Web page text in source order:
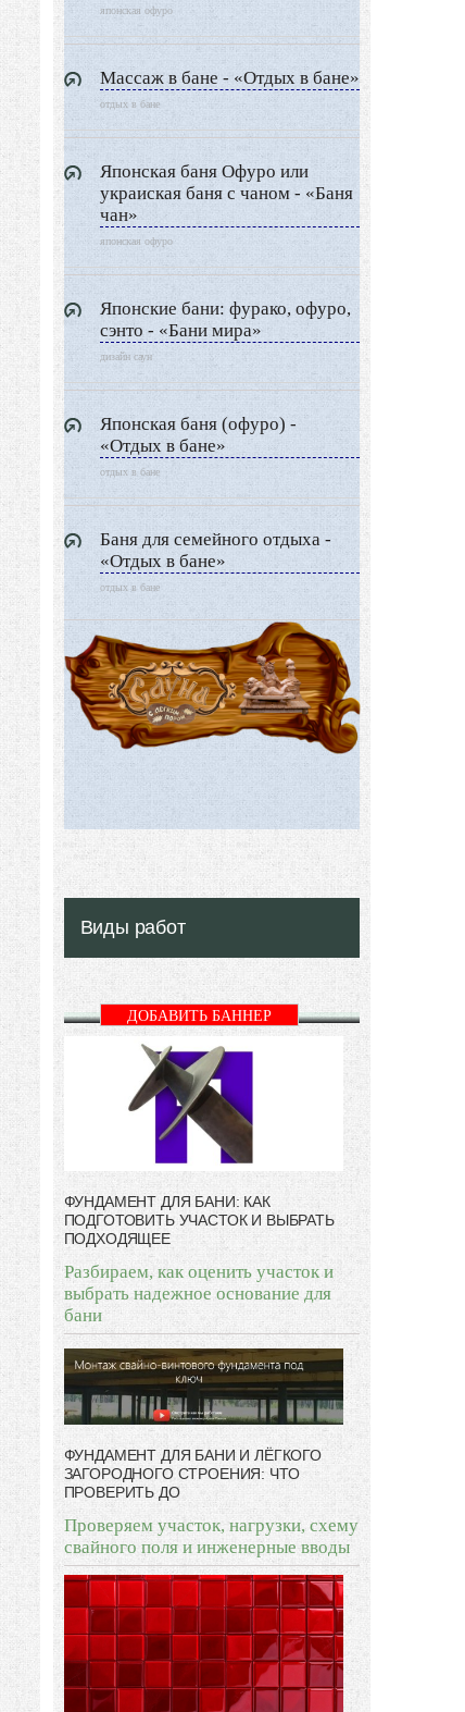
японская офуро
Массаж в бане - «Отдых в бане»
отдых в бане
Японская баня Офуро или
украиская баня с чаном - «Баня
чан»
японская офуро
Японские бани: фурако, офуро,
сэнто - «Бани мира»
дизайн саун
Японская баня (офуро) -
«Отдых в бане»
отдых в бане
Баня для семейного отдыха -
«Отдых в бане»
отдых в бане
Виды работ
ДОБАВИТЬ БАННЕР
ФУНДАМЕНТ ДЛЯ БАНИ: КАК
ПОДГОТОВИТЬ УЧАСТОК И ВЫБРАТЬ
ПОДХОДЯЩЕЕ
Разбираем, как оценить участок и
выбрать надежное основание для
бани
ФУНДАМЕНТ ДЛЯ БАНИ И ЛЁГКОГО
ЗАГОРОДНОГО СТРОЕНИЯ: ЧТО
ПРОВЕРИТЬ ДО
Проверяем участок, нагрузки, схему
свайного поля и инженерные вводы